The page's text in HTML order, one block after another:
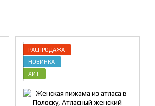
РАСПРОДАЖА
НОВИНКА
ХИТ